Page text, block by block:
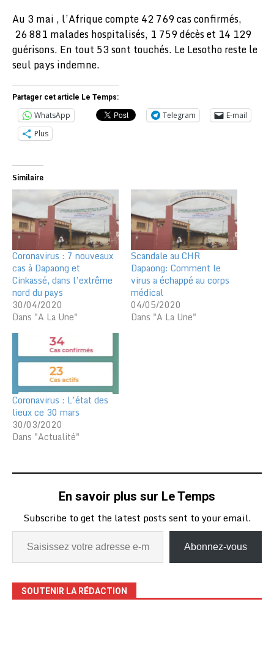
Au 3 mai , l’Afrique compte 42 769 cas confirmés,
26 881 malades hospitalisés, 1 759 décès et 14 129
guérisons. En tout 53 sont touchés. Le Lesotho reste le
seul pays indemne.
Partager cet article Le Temps:
WhatsApp Telegram
E-mail
Plus
Similaire
Coronavirus : 7 nouveaux
cas à Dapaong et
Cinkassé, dans l’extrême
nord du pays
30/04/2020
Dans "A La Une"
Scandale au CHR
Dapaong: Comment le
virus a échappé au corps
médical
04/05/2020
Dans "A La Une"
Coronavirus : L’état des
lieux ce 30 mars
30/03/2020
Dans "Actualité"
En savoir plus sur Le Temps
Subscribe to get the latest posts sent to your email.
Abonnez-vous
SOUTENIR LA RÉDACTION